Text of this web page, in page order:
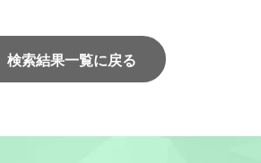
検索結果一覧に戻る